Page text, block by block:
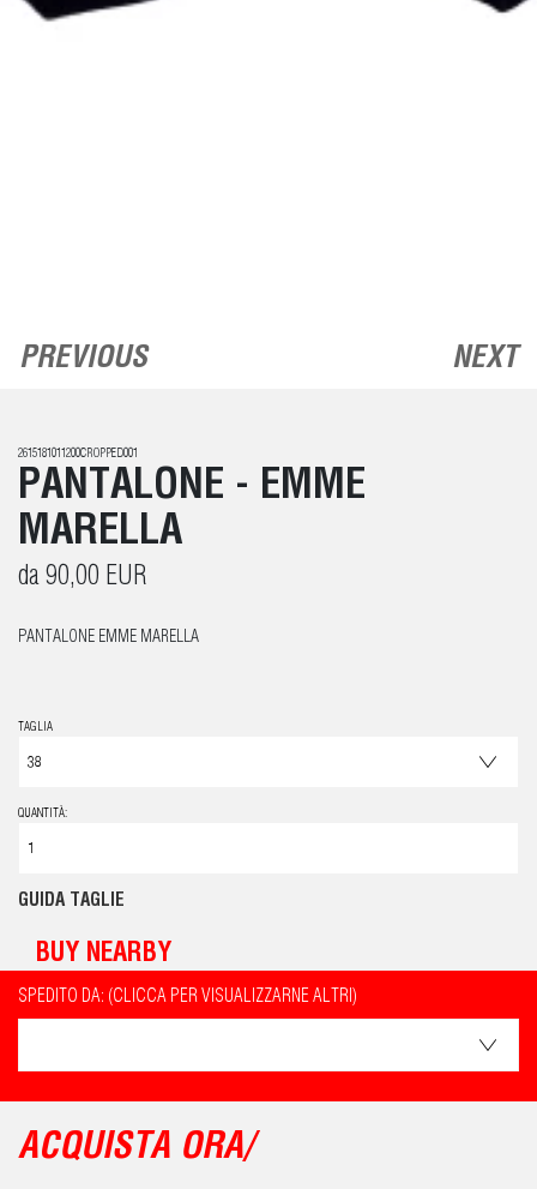
PREVIOUS NEXT
2615181011200CROPPED001
PANTALONE - EMME
MARELLA
da 90,00 EUR
PANTALONE EMME MARELLA
TAGLIA
QUANTITÀ:
GUIDA TAGLIE
BUY NEARBY
SPEDITO DA: (CLICCA PER VISUALIZZARNE ALTRI)
ACQUISTA ORA/